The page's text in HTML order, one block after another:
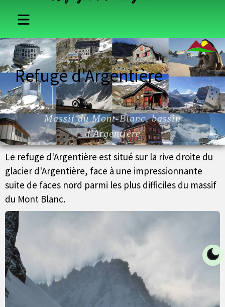
France
Suisse
Italie
Autriche
Refuge d'Argentière
Massif du Mont-Blanc, bassin
d'Argentière
Le refuge d'Argentière est situé sur la rive droite du
glacier d'Argentière, face à une impressionnante
suite de faces nord parmi les plus difficiles du massif
du Mont Blanc.